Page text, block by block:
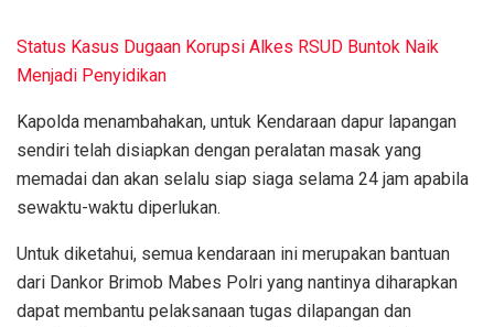
Status Kasus Dugaan Korupsi Alkes RSUD Buntok Naik
Menjadi Penyidikan
Kapolda menambahakan, untuk Kendaraan dapur lapangan
sendiri telah disiapkan dengan peralatan masak yang
memadai dan akan selalu siap siaga selama 24 jam apabila
sewaktu-waktu diperlukan.
Untuk diketahui, semua kendaraan ini merupakan bantuan
dari Dankor Brimob Mabes Polri yang nantinya diharapkan
dapat membantu pelaksanaan tugas dilapangan dan